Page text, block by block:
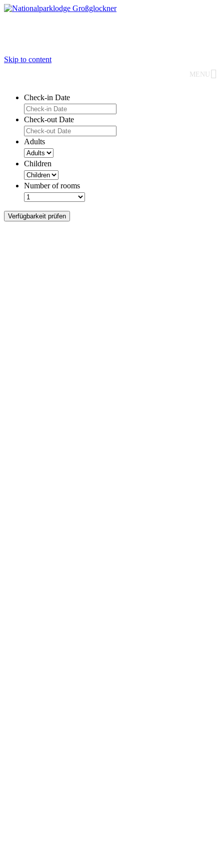
Skip to content
MENU
Check-in Date
Check-out Date
Adults
Children
Number of rooms
Verfügbarkeit prüfen